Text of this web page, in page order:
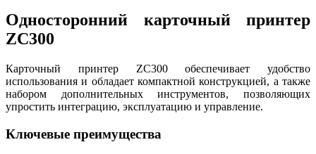
Односторонний карточный принтер
ZC300
Карточный принтер ZC300 обеспечивает удобство
использования и обладает компактной конструкцией, а также
набором дополнительных инструментов, позволяющих
упростить интеграцию, эксплуатацию и управление.
Ключевые преимущества